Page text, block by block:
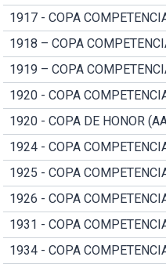
1917 - COPA
1918 – COPA
1919 – COPA
1920 - COPA
1920 - COPA DE HONOR
1924 - COPA
1925 - COPA
1926 - COPA
1931 - COPA
1934 - COPA